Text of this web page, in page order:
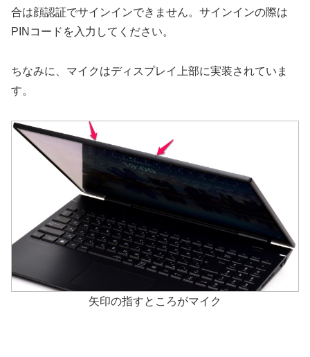
合は顔認証でサインインできません。サインインの際は
PINコードを入力してください。
ちなみに、マイクはディスプレイ上部に実装されていま
す。
矢印の指すところがマイク